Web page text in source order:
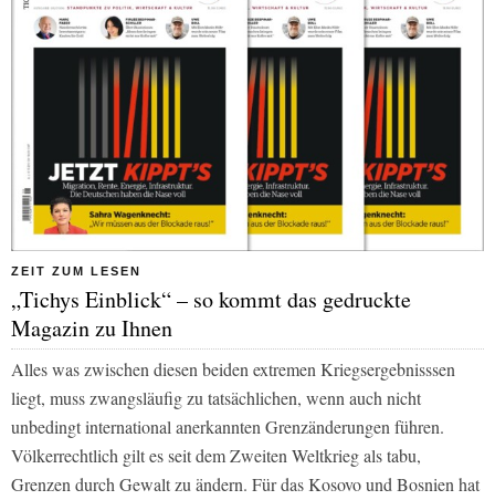
ZEIT ZUM LESEN
„Tichys Einblick“ – so kommt das gedruckte
Magazin zu Ihnen
Alles was zwischen diesen beiden extremen Kriegsergebnisssen
liegt, muss zwangsläufig zu tatsächlichen, wenn auch nicht
unbedingt international anerkannten Grenzänderungen führen.
Völkerrechtlich gilt es seit dem Zweiten Weltkrieg als tabu,
Grenzen durch Gewalt zu ändern. Für das Kosovo und Bosnien hat